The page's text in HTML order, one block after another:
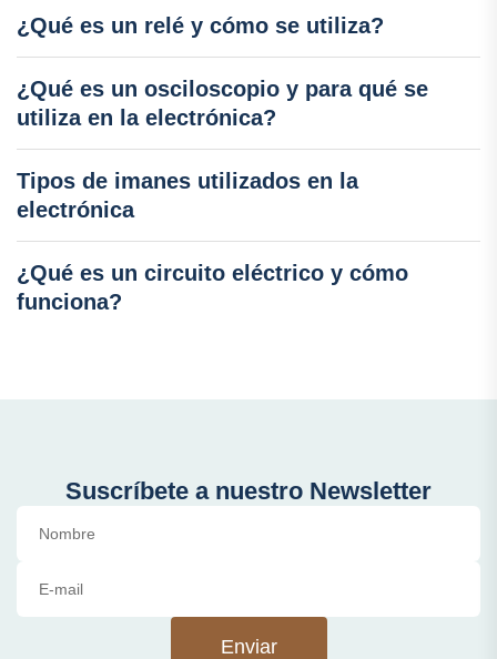
¿Qué es un relé y cómo se utiliza?
¿Qué es un osciloscopio y para qué se
utiliza en la electrónica?
Tipos de imanes utilizados en la
electrónica
¿Qué es un circuito eléctrico y cómo
funciona?
Suscríbete a nuestro Newsletter
Enviar